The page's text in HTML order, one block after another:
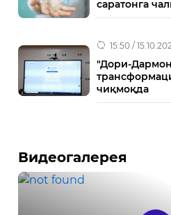
саратонга
15:50 /
"Дори-
чиқмоқда
Видеогалерея